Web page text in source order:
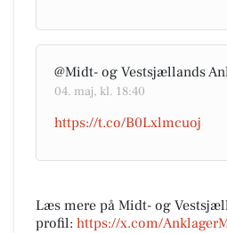
@Midt- og Vestsjællands
04. maj, kl. 18:40
https://t.co/B0Lxlmcuoj
Læs mere på Midt- og
profil: https://x.com/